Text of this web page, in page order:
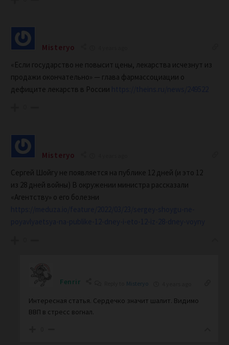
Misteryo
«Если государство не повысит цены, лекарства исчезнут из
продажи окончательно» — глава фармассоциации о
дефиците лекарств в России
Misteryo
Сергей Шойгу не появляется на публике 12 дней (и это 12
из 28 дней войны) В окружении министра рассказали
«Агентству» о его болезни
Fenrir Misteryo
Интересная статья. Сердечко значит шалит. Видимо
ВВП в стресс вогнал.